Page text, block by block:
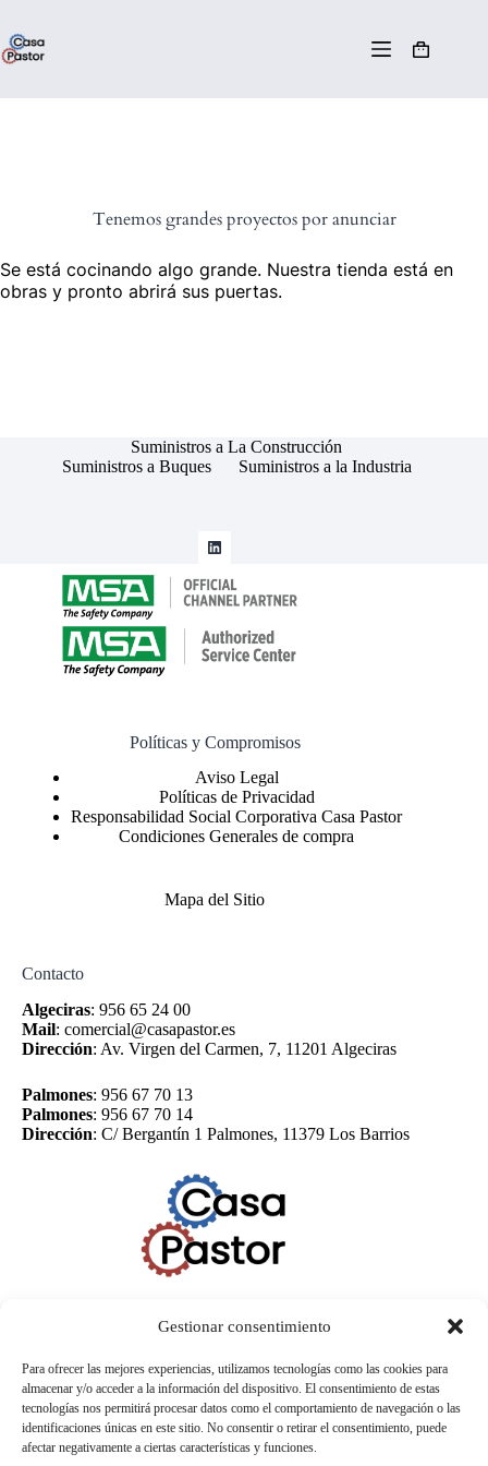
Gestionar consentimiento
Para ofrecer las mejores experiencias, utilizamos tecnologías como las cookies para
almacenar y/o acceder a la información del dispositivo. El consentimiento de estas
tecnologías nos permitirá procesar datos como el comportamiento de navegación o las
identificaciones únicas en este sitio. No consentir o retirar el consentimiento, puede
afectar negativamente a ciertas características y funciones.
Tenemos grandes proyectos por anunciar
Se está cocinando algo grande. Nuestra tienda está en
obras y pronto abrirá sus puertas.
Suministros a La Construcción
Suministros a Buques
Suministros a la Industria
Políticas y Compromisos
Políticas de Privacidad
Responsabilidad Social Corporativa Casa Pastor
Condiciones Generales de compra
Mapa del Sitio
Contacto
Algeciras: 956 65 24 00
Mail: comercial@casapastor.es
Dirección: Av. Virgen del Carmen, 7, 11201 Algeciras
Palmones: 956 67 70 13
Palmones: 956 67 70 14
Dirección: C/ Bergantín 1 Palmones, 11379 Los Barrios